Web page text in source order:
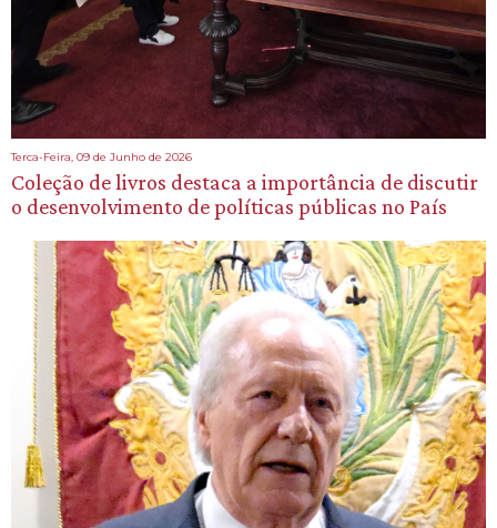
Terca-Feira, 09 de Junho de 2026
Coleção de livros destaca a importância de discutir
o desenvolvimento de políticas públicas no País